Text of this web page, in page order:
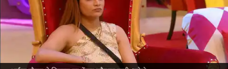
लेखन चंद्रशेखर कुमार Dec 27, 2022 03:32 pm
क्या है खबर?
बिग बॉस 16' का शो लड़ाई-झगड़ों के लिए सुर्खियों में रहा